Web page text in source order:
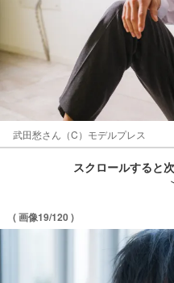
武田愁さん（C）モデルプレス
スクロールすると
( 画像19/120 )